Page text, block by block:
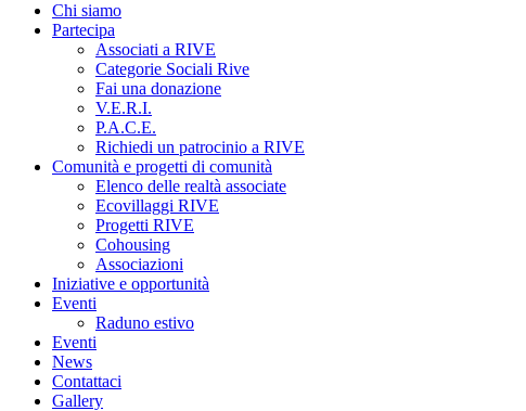
Chi siamo
Partecipa
Associati a RIVE
Categorie Sociali Rive
Fai una donazione
V.E.R.I.
P.A.C.E.
Richiedi un patrocinio a RIVE
Comunità e progetti di comunità
Elenco delle realtà associate
Ecovillaggi RIVE
Progetti RIVE
Cohousing
Associazioni
Iniziative e opportunità
Eventi
Raduno estivo
Eventi
News
Contattaci
Gallery